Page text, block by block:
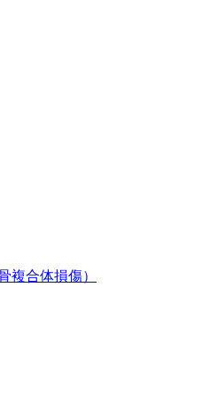
複合体損傷）